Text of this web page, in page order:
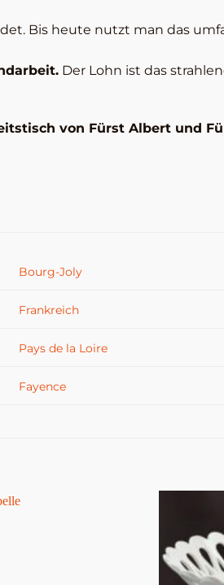
Bis heute nutzt man das
Der Lohn ist das
von Fürst Albert und
Bourg-Joly
Frankreich
Pays de la Loire
Fayence